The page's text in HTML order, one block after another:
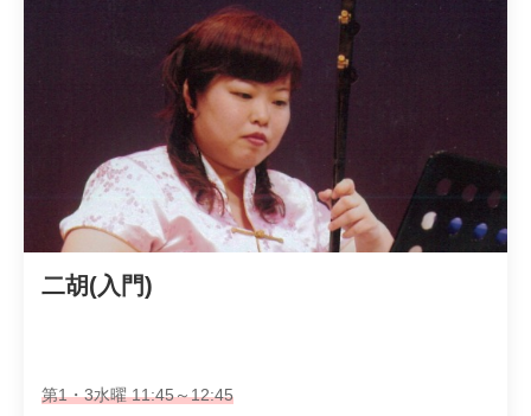
二胡(入門)
第1・3水曜 11:45～12:45